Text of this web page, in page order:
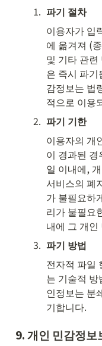
1. 파기 절차
이용자가 입
에 옮겨져 (
및 기타 관
은 즉시 파기
감정보는 법
적으로 이용
2. 파기 기한
이용자의 개
이 경과된
일 이내에,
서비스의 폐
가 불필요하
리가 불필요
내에 그 개
3. 파기 방법
전자적 파일
는 기술적
인정보는 분
기합니다.
9. 개인 민감정보